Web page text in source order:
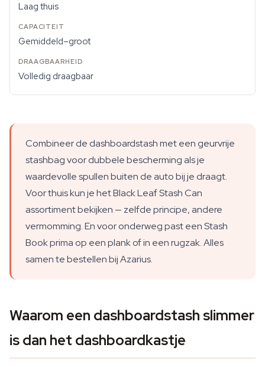
Laag thuis
Gemiddeld–groot
Volledig draagbaar
Combineer de dashboardstash met een geurvrije
stashbag voor dubbele bescherming als je
waardevolle spullen buiten de auto bij je draagt.
Voor thuis kun je het Black Leaf Stash Can
assortiment bekijken — zelfde principe, andere
vermomming. En voor onderweg past een Stash
Book prima op een plank of in een rugzak. Alles
samen te bestellen bij Azarius.
Waarom een dashboardstash slimmer
is dan het dashboardkastje